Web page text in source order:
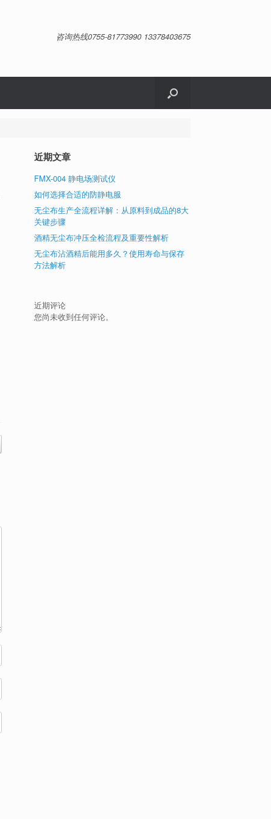
咨询热线0755-81773990 13378403675
近期文章
FMX-004 静电场测试仪
如何选择合适的防静电服
无尘布生产全流程详解：从原料到成品的8大
关键步骤
酒精无尘布冲压全检流程及重要性解析
无尘布沾酒精后能用多久？使用寿命与保存
方法解析
近期评论
您尚未收到任何评论。